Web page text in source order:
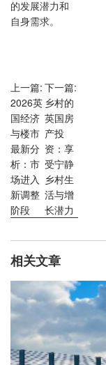
的发展潜力和
自身需求。
上一篇:
2026英
国经济
与楼市
最新分
析：市
场进入
新调整
阶段
下一篇:
乡村的
英国房
产投
资：享
受宁静
乡村生
活与增
长潜力
相关文章